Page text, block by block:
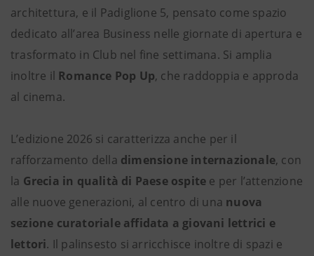
architettura, e il Padiglione 5, pensato come spazio
dedicato all’area Business nelle giornate di apertura e
trasformato in Club nel fine settimana. Si amplia
inoltre il Romance Pop Up, che raddoppia e approda
al cinema.
L’edizione 2026 si caratterizza anche per il
rafforzamento della dimensione internazionale, con
la Grecia in qualità di Paese ospite e per l’attenzione
alle nuove generazioni, al centro di una nuova
sezione curatoriale affidata a giovani lettrici e
lettori. Il palinsesto si arricchisce inoltre di spazi e